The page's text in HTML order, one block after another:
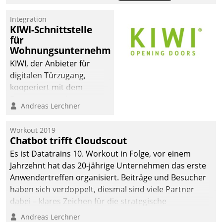
Die monatlichen
Mitteilungen zum
Heizungs- und
Wasserverbrauch gehen
automatisiert, vollständig
und auf Wunsch über
mehrere zuvor
Kommunikationswege bei
Integration
KIWI-Schnittstelle
für
Wohnungsunternehmen
KIWI, der Anbieter für
digitalen Türzugang,
kooperiert mit dem
Softwareentwicklungshaus
Andreas Lerchner
Workout 2019
Chatbot trifft Cloudscout
Es ist Datatrains 10. Workout in Folge, vor einem
Jahrzehnt hat das 20-jährige Unternehmen das erste
Anwendertreffen organisiert. Beiträge und Besucher
haben sich verdoppelt, diesmal sind viele Partner
dabei – klares Zeichen für die strategische
Fokussierung auf den Kunden.
Andreas Lerchner